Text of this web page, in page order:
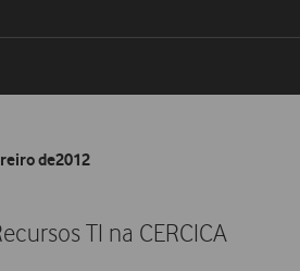
de2012
TI na CERCICA